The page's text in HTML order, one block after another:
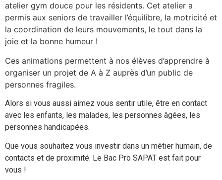
atelier gym douce pour les résidents. Cet atelier a
permis aux seniors de travailler l’équilibre, la motricité et
la coordination de leurs mouvements, le tout dans la
joie et la bonne humeur !
Ces animations permettent à nos élèves d’apprendre à
organiser un projet de A à Z auprès d’un public de
personnes fragiles.
Alors si vous aussi aimez vous sentir utile, être en contact
avec les enfants, les malades, les personnes âgées, les
personnes handicapées.
Que vous souhaitez vous investir dans un métier humain, de
contacts et de proximité. Le Bac Pro SAPAT est fait pour
vous !